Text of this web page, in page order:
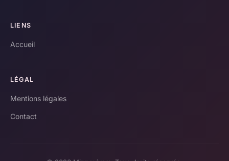
LIENS
Accueil
LÉGAL
Mentions légales
Contact